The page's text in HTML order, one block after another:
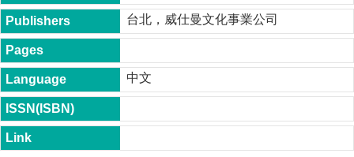
P
h
.
D
.
P
r
o
g
r
a
台北，威仕曼文化事業公司
中文